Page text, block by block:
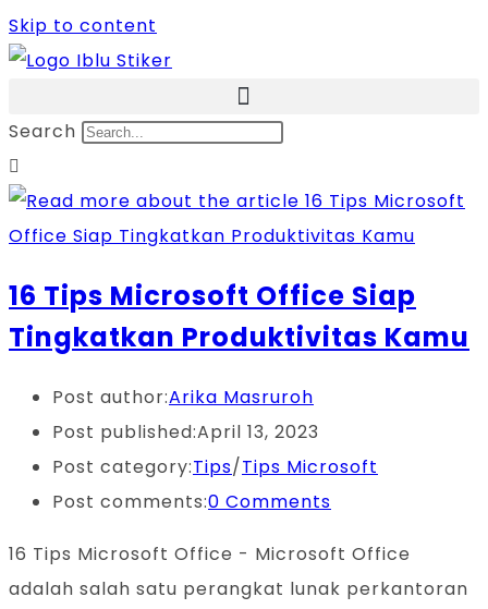
Skip to content
Search
16 Tips Microsoft Office Siap
Tingkatkan Produktivitas Kamu
Post author:Arika Masruroh
Post published:April 13, 2023
Post category:Tips/Tips Microsoft
Post comments:0 Comments
16 Tips Microsoft Office - Microsoft Office
adalah salah satu perangkat lunak perkantoran